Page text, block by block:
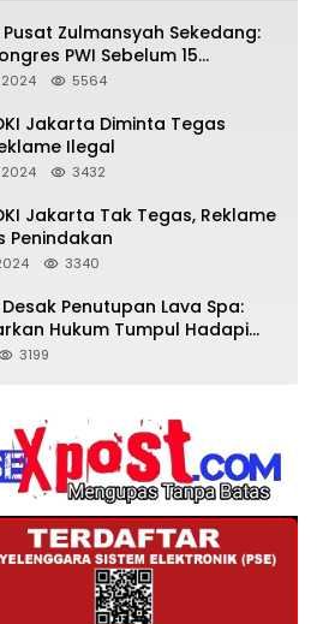
Pusat Zulmansyah Sekedang:
PWI Sebelum 15
2024 5564
Jakarta Diminta Tegas
Ilegal
2024 3432
Jakarta Tak Tegas, Reklame
Penindakan
3340
Penutupan Lava Spa:
Hukum Tumpul Hadapi
3199